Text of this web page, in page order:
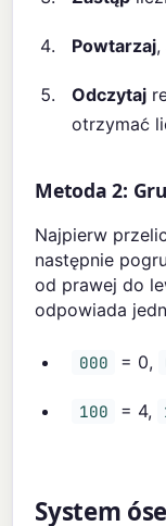
Powtarzaj,
Odczytaj
otrzymać
Metoda 2:
Najpierw
następnie
od prawej do
odpowiada
000 = 0,
100 = 4,
System